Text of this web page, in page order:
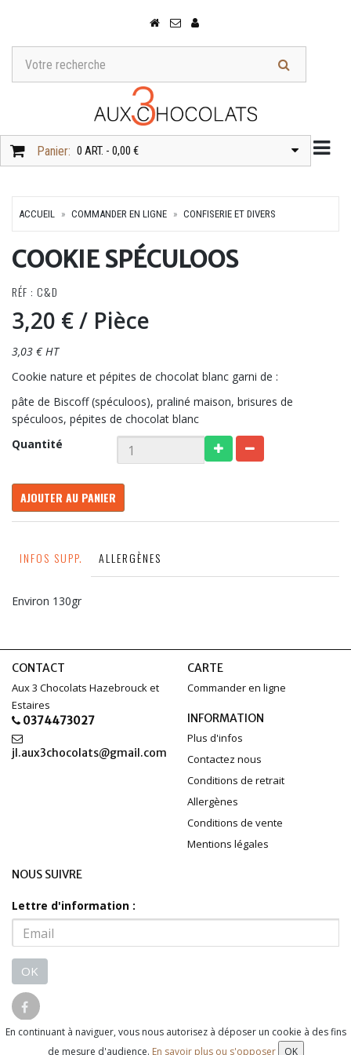
Panier: 0 ART. - 0,00 €
ACCUEIL COMMANDER EN LIGNE CONFISERIE ET DIVERS
COOKIE SPÉCULOOS
RÉF : C&D
3,20 €/ Pièce
3,03 € HT
Cookie nature et pépites de chocolat blanc garni de :
pâte de Biscoff (spéculoos), praliné maison, brisures de
spéculoos, pépites de chocolat blanc
Quantité
AJOUTER AU PANIER
INFOS SUPP. ALLERGÈNES
Environ 130gr
CONTACT
Aux 3 Chocolats Hazebrouck et
Estaires
0374473027
jl.aux3chocolats@gmail.com
CARTE
Commander en ligne
INFORMATION
Plus d'infos
Contactez nous
Conditions de retrait
Allergènes
Conditions de vente
Mentions légales
NOUS SUIVRE
Lettre d'information :
OK
© 2026 - Logiciel
SaasFood - Logiciel de gestion de commande sur
En continuant à naviguer, vous nous autorisez à déposer un cookie à des fins
de mesure d'audience. En savoir plus ou s'opposer OK